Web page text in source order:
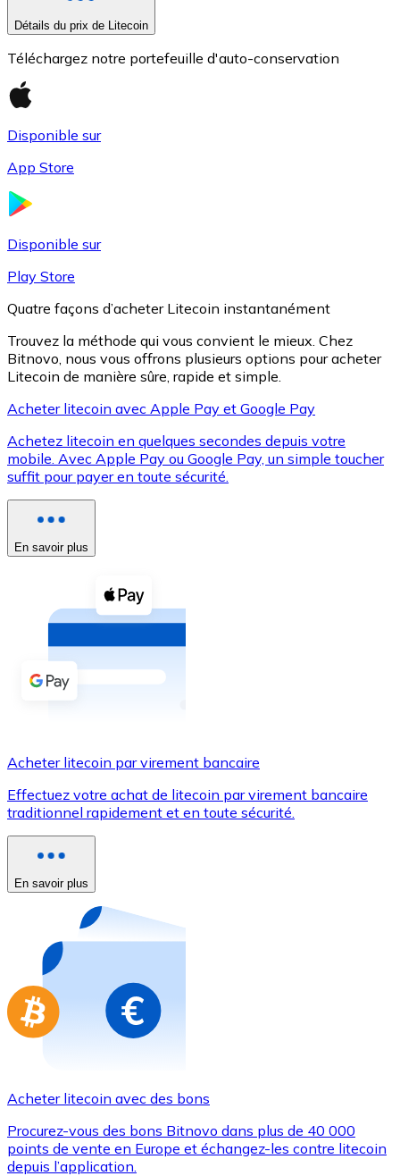
XRP
XRP
Voir toutes
Coupons crypto
Achetez des cryptomonnaies en espèces et d'autres
Acheter avec espèces
Virement SEPA
Utilisez les cartes Visa et Mastercard pour acheter
Acheter avec carte
Nouveau
Achetez des cartes-cadeaux de vos marques
Aller à la boutique de cartes-cadeaux
Détails du prix de Litecoin
Téléchargez notre portefeuille d'auto-conservation
Disponible sur
App Store
Disponible sur
Play Store
Quatre façons d’acheter Litecoin instantanément
Trouvez la méthode qui vous convient le mieux. Chez
Bitnovo, nous vous offrons plusieurs options pour acheter
Litecoin de manière sûre, rapide et simple.
Acheter litecoin avec Apple Pay et Google Pay
Achetez litecoin en quelques secondes depuis votre
mobile. Avec Apple Pay ou Google Pay, un simple toucher
suffit pour payer en toute sécurité.
En savoir plus
Acheter litecoin par virement bancaire
Effectuez votre achat de litecoin par virement bancaire
traditionnel rapidement et en toute sécurité.
En savoir plus
Acheter litecoin avec des bons
Procurez-vous des bons Bitnovo dans plus de 40 000
points de vente en Europe et échangez-les contre litecoin
depuis l’application.